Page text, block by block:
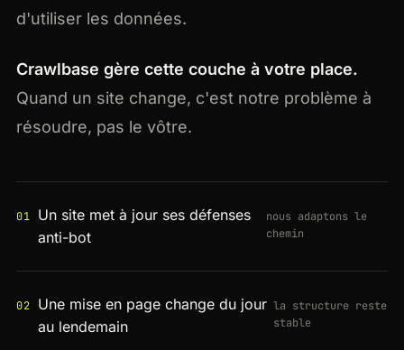
d'utiliser les données.
Crawlbase gère cette couche à votre place.
Quand un site change, c'est notre problème à
résoudre, pas le vôtre.
01
Un site met à jour ses défenses
anti-bot
nous adaptons le
chemin
02
Une mise en page change du jour
au lendemain
la structure reste
stable